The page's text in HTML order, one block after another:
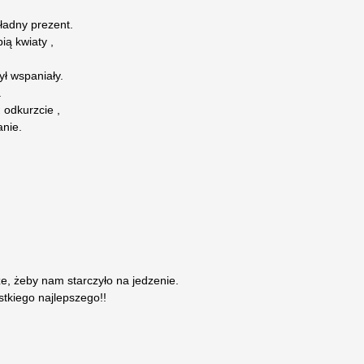
prezent.
kwiaty ,
wspaniały.
odkurzcie ,
żeby nam starczyło na jedzenie.
najlepszego!!